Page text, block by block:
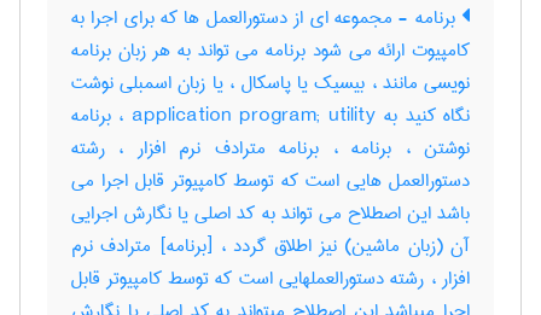
برنامه - مجموعه ای از دستورالعمل ها که برای اجرا به
کامپیوت ارائه می شود برنامه می تواند به هر زبان برنامه
نویسی مانند ، بیسیک یا پاسکال ، یا زبان اسمبلی نوشت
نگاه کنید به application program; utility ، برنامه
نوشتن ، برنامه ، برنامه مترادف نرم افزار ، رشته
دستورالعمل هایی است که توسط کامپیوتر قابل اجرا می
باشد این اصطلاح می تواند به کد اصلی یا نگارش اجرایی
آن (زبان ماشین) نیز اطلاق گردد ، [برنامه] مترادف نرم
افزار ، رشته دستورالعملهایی است که توسط کامپیوتر قابل